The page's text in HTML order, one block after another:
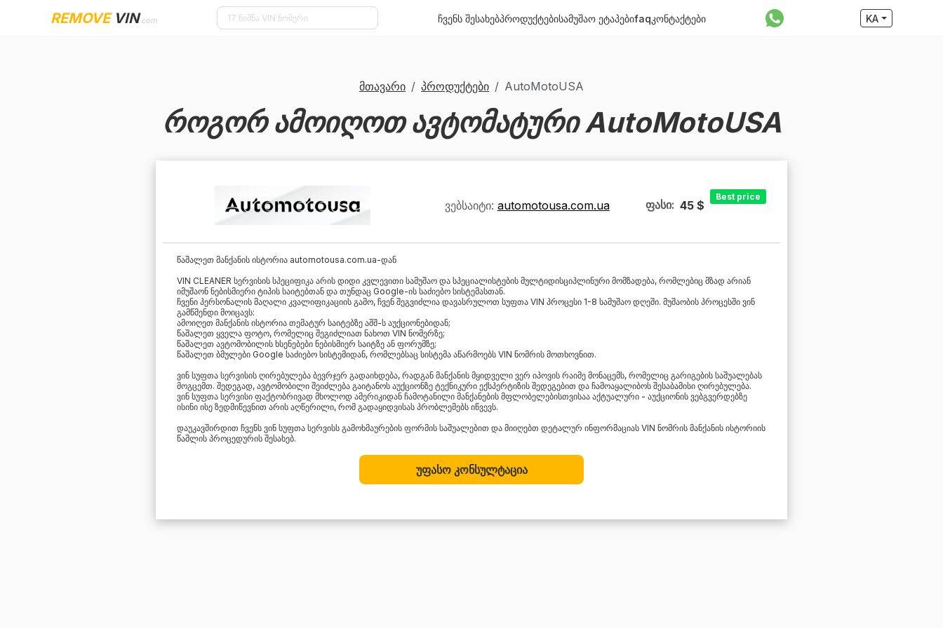
REMOVEVIN.com ჩვენს შესახებპროდუქტებისამუშაო ეტაპებიfaqკონტაქტები KA
მთავარი პროდუქტები AutoMotoUSA
როგორ ამოიღოთ ავტომატური AutoMotoUSA
ვებსაიტი: automotousa.com.ua ფასი: 45 $
Best price
წაშალეთ მანქანის ისტორია automotousa.com.ua-დან
VIN CLEANER სერვისის სპეციფიკა არის დიდი კვლევითი სამუშაო და სპეციალისტების მულტიდისციპლინური მომზადება, რომლებიც მზად არიან
იმუშაონ ნებისმიერი ტიპის საიტებთან და თუნდაც Google-ის საძიებო სისტემასთან.
ჩვენი პერსონალის მაღალი კვალიფიკაციის გამო, ჩვენ შეგვიძლია დავასრულოთ სუფთა VIN პროცესი 1-8 სამუშაო დღეში. მუშაობის პროცესში ვინ
გამწმენდი მოიცავს:
ამოიღეთ მანქანის ისტორია თემატურ საიტებზე აშშ-ს აუქციონებიდან;
წაშალეთ ყველა ფოტო, რომელიც შეგიძლიათ ნახოთ VIN ნომერზე;
წაშალეთ ავტომობილის ხსენებები ნებისმიერ საიტზე ან ფორუმზე;
წაშალეთ ბმულები Google საძიებო სისტემიდან, რომლებსაც სისტემა აწარმოებს VIN ნომრის მოთხოვნით.
ვინ სუფთა სერვისის ღირებულება ბევრჯერ გადაიხდება, რადგან მანქანის მყიდველი ვერ იპოვის რაიმე მონაცემს, რომელიც გარიგების საშუალებას
მოგცემთ. შედეგად, ავტომობილი შეიძლება გაიტანოს აუქციონზე ტექნიკური ექსპერტიზის შედეგებით და ჩამოაყალიბოს შესაბამისი ღირებულება.
ვინ სუფთა სერვისი ფაქტობრივად მხოლოდ ამერიკიდან ჩამოტანილი მანქანების მფლობელებისთვისაა აქტუალური - აუქციონის ვებგვერდებზე
ისინი ისე ზედმიწევნით არის აღწერილი, რომ გადაყიდვისას პრობლემებს იწვევს.
დაუკავშირდით ჩვენს ვინ სუფთა სერვისს გამოხმაურების ფორმის საშუალებით და მიიღებთ დეტალურ ინფორმაციას VIN ნომრის მანქანის ისტორიის
წაშლის პროცედურის შესახებ.
უფასო კონსულტაცია